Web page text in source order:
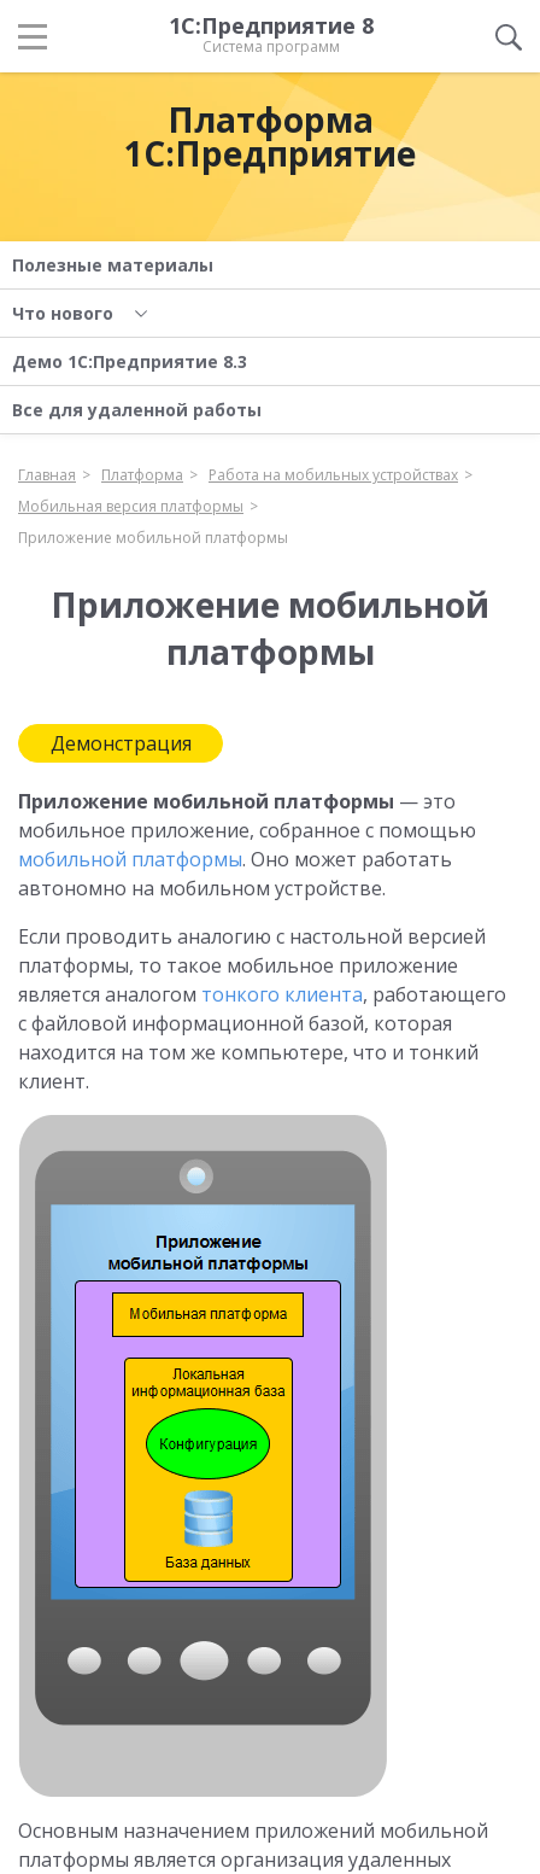
1С:Предприятие 8
Система программ
Платформа
1С:Предприятие
Полезные материалы
Что нового
Демо 1С:Предприятие 8.3
Все для удаленной работы
Главная Платформа
Работа на мобильных устройствах
Мобильная версия платформы
Приложение мобильной платформы
Приложение мобильной
платформы
Демонстрация
Приложение мобильной платформы — это
мобильное приложение, собранное с помощью
мобильной платформы. Оно может работать
автономно на мобильном устройстве.
Если проводить аналогию с настольной версией
платформы, то такое мобильное приложение
является аналогом тонкого клиента, работающего
с файловой информационной базой, которая
находится на том же компьютере, что и тонкий
клиент.
Основным назначением приложений мобильной
платформы является организация удаленных